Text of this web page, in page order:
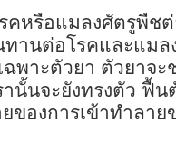
คหรือแมลงศัตรูพืช
านต่อโรคและแมล
ฉพาะตัวยา ตัวยาจ
านั้นจะยังทรงตัว ฟื้
ของการเข้าทำลาย